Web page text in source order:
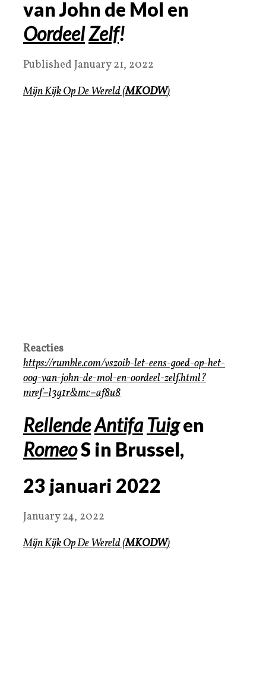
van John de Mol en
OordeelZelf!
Published January 21, 2022
Mijn Kijk Op De Wereld(MKODW)
Reacties
https://rumble.com/vszoib-let-eens-goed-op-het-
oog-van-john-de-mol-en-oordeel-zelf.html?
mref=l3g1r&mc=af8u8
RellendeAntifa Tuigen
RomeoS in Brussel,
23 januari 2022
January 24, 2022
Mijn Kijk Op De Wereld(MKODW)